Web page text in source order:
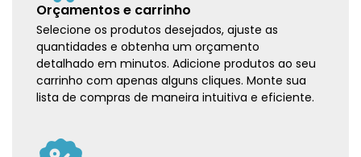
Orçamentos e carrinho
Selecione os produtos desejados, ajuste as
quantidades e obtenha um orçamento
detalhado em minutos. Adicione produtos ao seu
carrinho com apenas alguns cliques. Monte sua
lista de compras de maneira intuitiva e eficiente.